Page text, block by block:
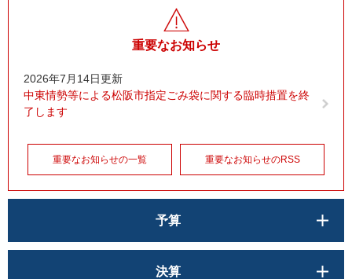
重要なお知らせ
2026年7月14日更新
中東情勢等による松阪市指定ごみ袋に関する臨時措置を終
了します
重要なお知らせの一覧 重要なお知らせのRSS
予算
決算